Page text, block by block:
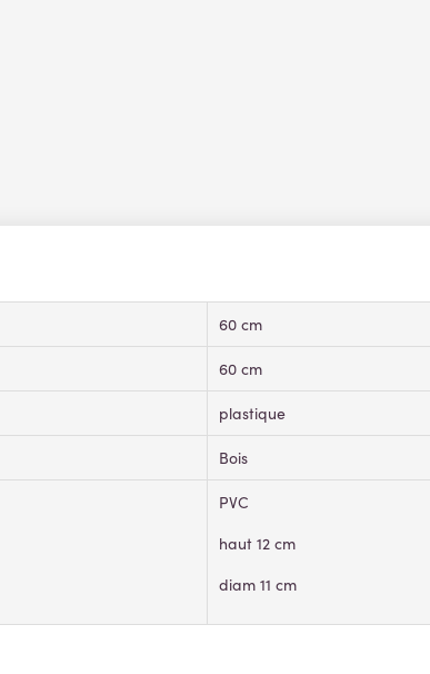
60 cm
60 cm
plastique
Bois
PVC
haut 12 cm
diam 11 cm